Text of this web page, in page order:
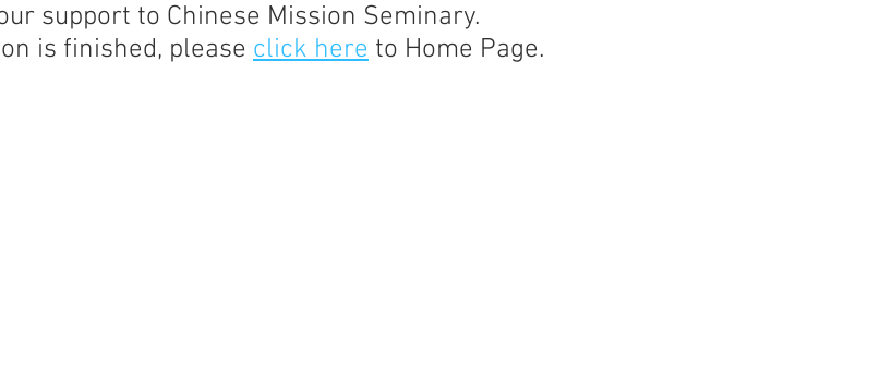
support to Chinese Mission Seminary.
is finished, please click here to Home Page.